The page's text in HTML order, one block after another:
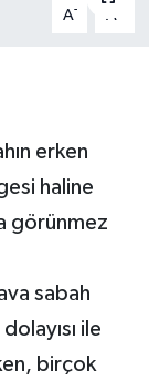
A- A
erken
haline
görünmez
sabah
ile
birçok